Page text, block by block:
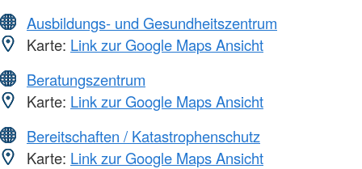
Ausbildungs- und Gesundheitszentrum
Karte: Link zur Google Maps Ansicht
Beratungszentrum
Karte: Link zur Google Maps Ansicht
Bereitschaften / Katastrophenschutz
Karte: Link zur Google Maps Ansicht